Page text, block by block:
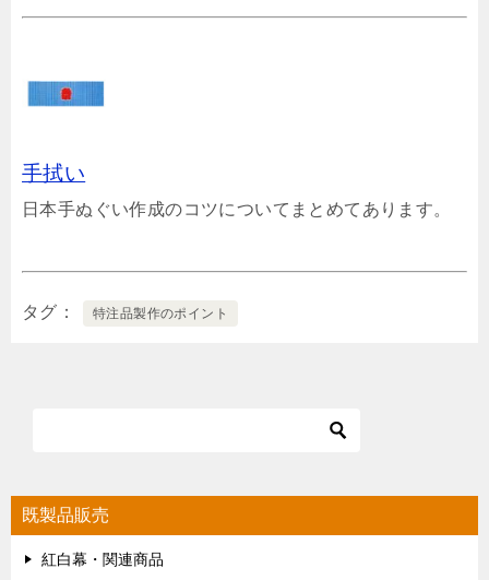
手拭い
日本手ぬぐい作成のコツについてまとめてあります。
タグ 特注品製作のポイント
既製品販売
紅白幕・関連商品